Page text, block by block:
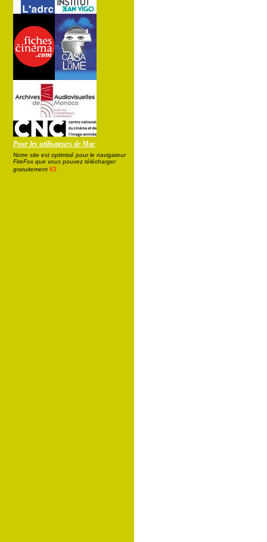
Pour les utilisateurs de Mac
Notre site est optimisé pour le navigateur
FireFox que vous pouvez télécharger
gratuitement ici